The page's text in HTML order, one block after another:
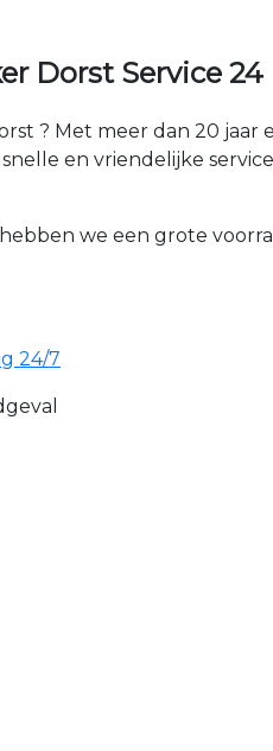
Dorst Service 24
? Met meer dan 20
en vriendelijke
we een grote
24/7